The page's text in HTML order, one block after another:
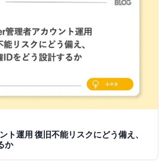
ト運用 復旧不能リスクにどう備え、
か